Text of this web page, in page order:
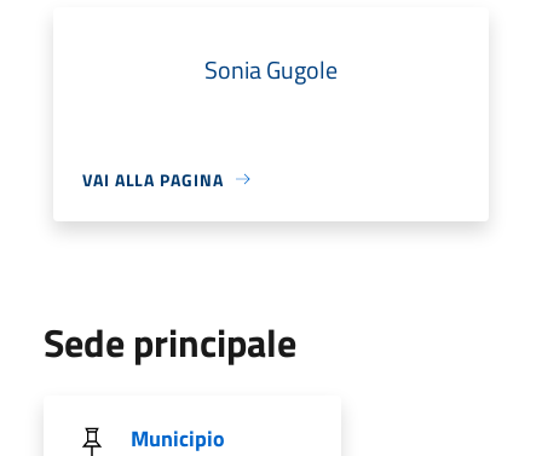
Sonia Gugole
VAI ALLA PAGINA
Sede principale
Municipio